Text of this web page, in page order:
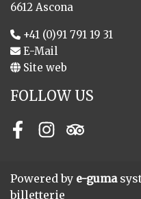
6612 Ascona
+41 (0)91 791 19 31
E-Mail
Site web
FOLLOW US
FacebookInstagramTripadvisor
Powered by e-guma
billetterie